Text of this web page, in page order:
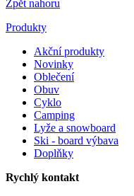
Zpět nahoru
Produkty
Akční produkty
Novinky
Oblečení
Obuv
Cyklo
Camping
Lyže a snowboard
Ski - board výbava
Doplňky
Rychlý kontakt